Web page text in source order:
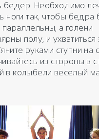
бедер. Необходимо
ноги так, чтобы бедра
а голени
полу, и ухватиться
руками ступни на
из стороны в
в колыбели веселый